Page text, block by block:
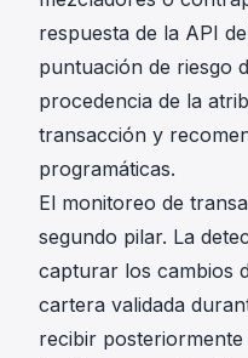
respuesta de la API
puntuación de riesgo
procedencia de la
transacción y
programáticas.
El monitoreo de
segundo pilar. La
capturar los cambios
cartera validada
recibir